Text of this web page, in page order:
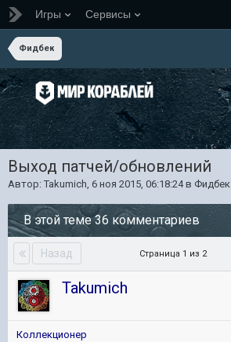
Игры Сервисы
Фидбек
Выход патчей/обновлений
Автор: Takumich, 6 ноя 2015, 06:18:24в Фидбек
В этой теме 36 комментариев
Назад Страница 1 из 2
Takumich
Коллекционер